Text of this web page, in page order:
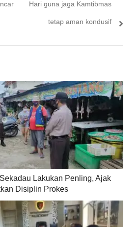
Hari guna jaga Kamtibmas
tetap aman kondusif
Lakukan Penling, Ajak
Disiplin Prokes